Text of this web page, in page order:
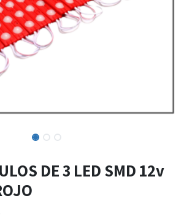
DE 3 LED SMD 12v